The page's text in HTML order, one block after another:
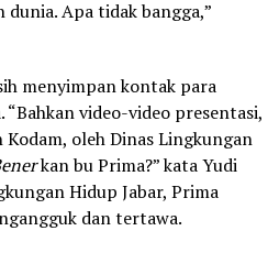
Apa tidak bangga,”
menyimpan kontak para
video-video presentasi,
oleh Dinas Lingkungan
kan bu Prima?” kata Yudi
Hidup Jabar, Prima
dan tertawa.